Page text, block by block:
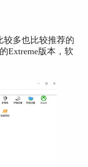
较多也比较推荐的
Extreme版本，软